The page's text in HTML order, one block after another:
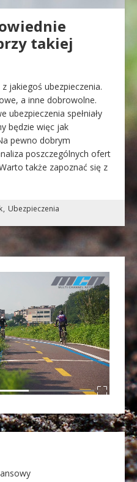
takiej
jakiegoś ubezpieczenia.
a inne dobrowolne.
ubezpieczenia spełniały
będzie więc jak
pewno dobrym
poszczególnych ofert
także zapoznać się z
Ubezpieczenia